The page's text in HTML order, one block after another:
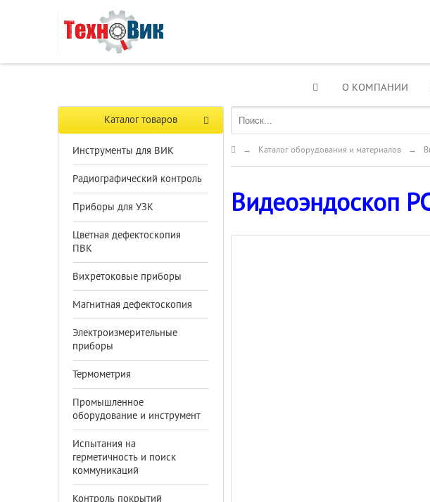
О КОМПАНИИ
Каталог товаров
Инструменты для ВИК
Радиографический контроль
Приборы для УЗК
Цветная дефектоскопия
ПВК
Вихретоковые приборы
Магнитная дефектоскопия
Электроизмерительные
приборы
Термометрия
Промышленное
оборудование и инструмент
Испытания на
герметичность и поиск
коммуникаций
Контроль покрытий
→ Каталог оборудования и материалов →
Видеоэндоскоп